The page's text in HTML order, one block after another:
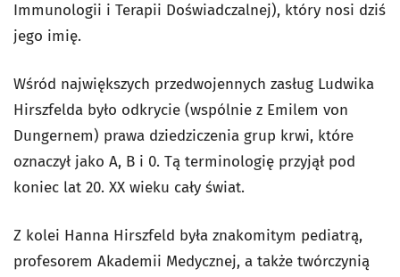
Immunologii i Terapii Doświadczalnej), który nosi dziś
jego imię.
Wśród największych przedwojennych zasług Ludwika
Hirszfelda było odkrycie (wspólnie z Emilem von
Dungernem) prawa dziedziczenia grup krwi, które
oznaczył jako A, B i 0. Tą terminologię przyjął pod
koniec lat 20. XX wieku cały świat.
Z kolei Hanna Hirszfeld była znakomitym pediatrą,
profesorem Akademii Medycznej, a także twórczynią